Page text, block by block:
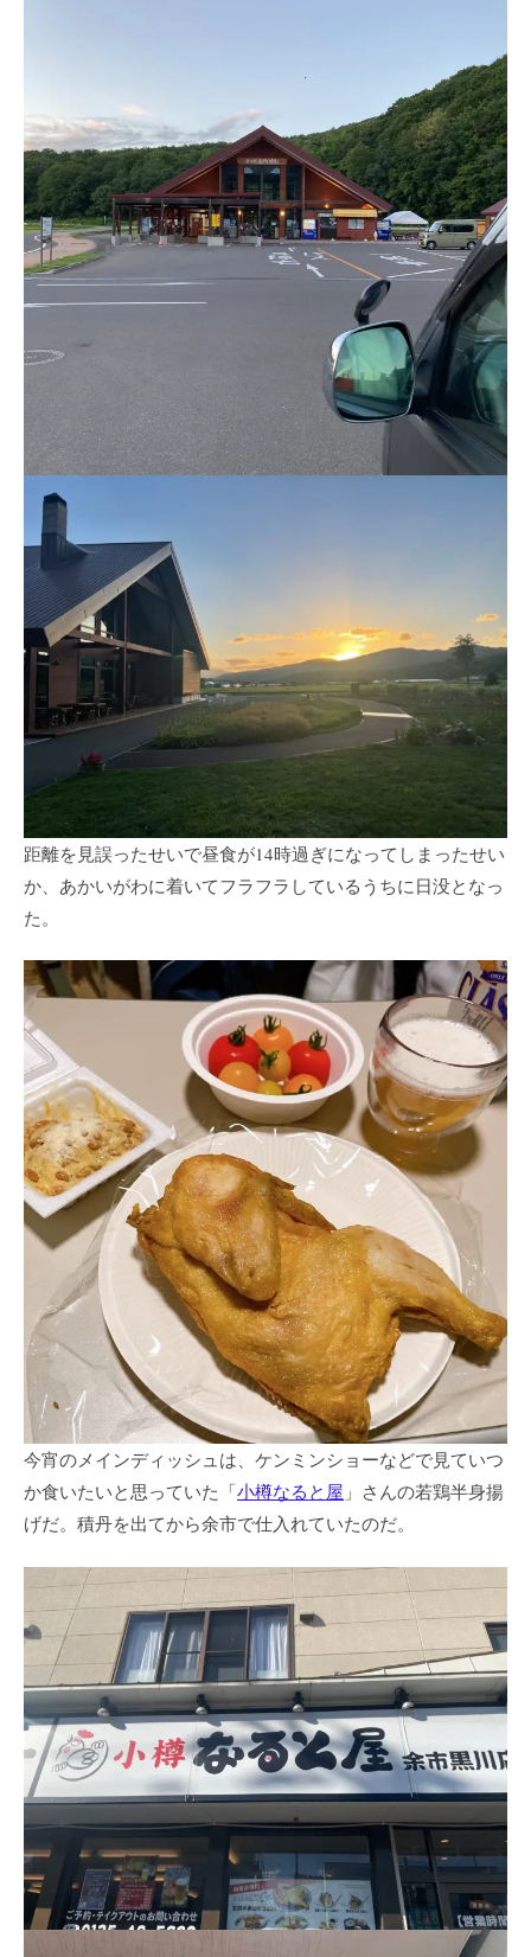
距離を見誤ったせいで昼食が14時過ぎになってしまったせい
か、あかいがわに着いてフラフラしているうちに日没となっ
た。
今宵のメインディッシュは、ケンミンショーなどで見ていつ
か食いたいと思っていた「小樽なると屋 」さんの若鶏半身揚
げだ。積丹を出てから余市で仕入れていたのだ。